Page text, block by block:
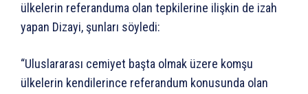
ülkelerin referanduma olan tepkilerine ilişkin de izah
yapan Dizayi, şunları söyledi:
“Uluslararası cemiyet başta olmak üzere komşu
ülkelerin kendilerince referandum konusunda olan